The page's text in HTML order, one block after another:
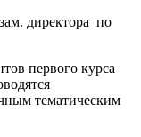
директора по
первого курса
тематическим